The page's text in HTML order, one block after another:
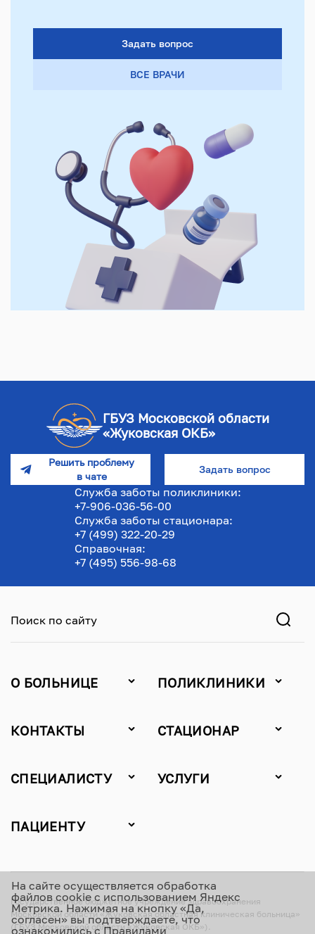
Задать вопрос
ВСЕ ВРАЧИ
ГБУЗ Московской области
«Жуковская ОКБ»
Решить проблему
в чате
Задать вопрос
Служба заботы поликлиники:
+7-906-036-56-00
Служба заботы стационара:
+7 (499) 322-20-29
Справочная:
+7 (495) 556-98-68
Поиск по сайту
О БОЛЬНИЦЕ ПОЛИКЛИНИКИ
КОНТАКТЫ СТАЦИОНАР
СПЕЦИАЛИСТУ УСЛУГИ
ПАЦИЕНТУ
Государственное бюджетное учреждение здравоохранения
Московской области «Жуковская областная клиническая больница»
(ГБУЗ Московской области «Жуковская ОКБ»).
На сайте осуществляется обработка
файлов cookie с использованием Яндекс
Метрика. Нажимая на кнопку «Да,
согласен» вы подтверждаете, что
ознакомились сПравилами